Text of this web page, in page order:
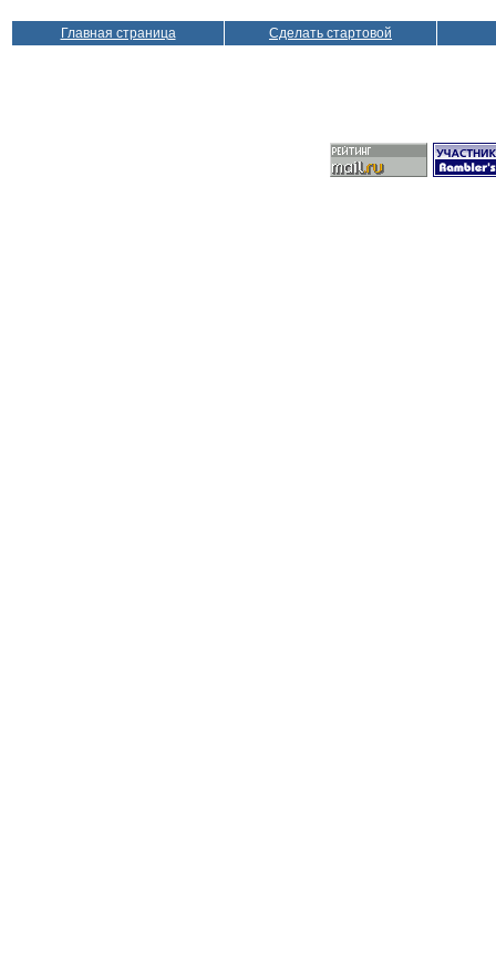
Главная страница Сделать стартовой